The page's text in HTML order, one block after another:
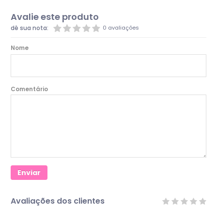
Avalie este produto
0 avaliações
dê sua nota:
Nome
Comentário
Enviar
Avaliações dos clientes